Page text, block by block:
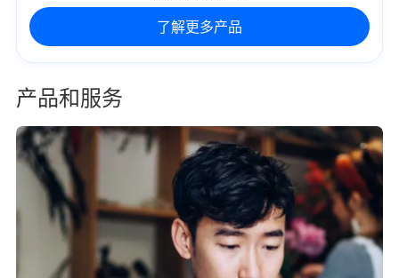
了解更多产品
产品和服务